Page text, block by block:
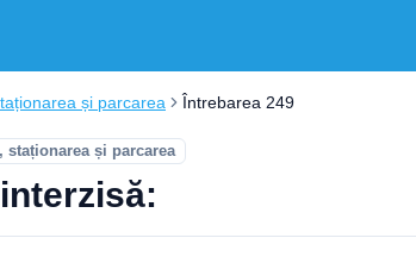
și parcarea Întrebarea 249
staționarea și parcarea